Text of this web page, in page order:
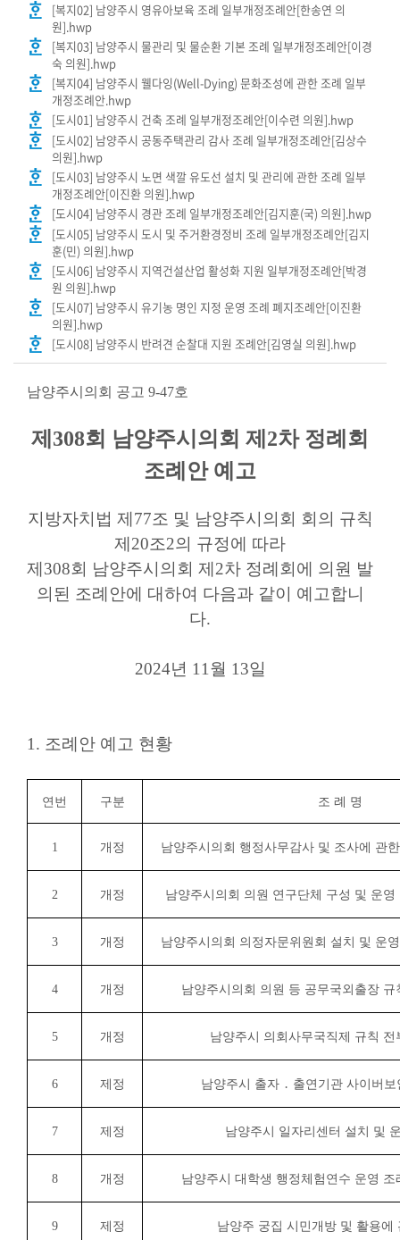
자
료
실
린
마
당
이
용
내
[복지02] 남양주시 영유아보육 조례 일부개정조례안[한송연 의
원].hwp
[복지03] 남양주시 물관리 및 물순환 기본 조례 일부개정조례안[이경
숙 의원].hwp
[복지04] 남양주시 웰다잉(Well-Dying) 문화조성에 관한 조례 일부
개정조례안.hwp
[도시01] 남양주시 건축 조례 일부개정조례안[이수련 의원].hwp
[도시02] 남양주시 공동주택관리 감사 조례 일부개정조례안[김상수
의원].hwp
[도시03] 남양주시 노면 색깔 유도선 설치 및 관리에 관한 조례 일부
개정조례안[이진환 의원].hwp
[도시04] 남양주시 경관 조례 일부개정조례안[김지훈(국) 의원].hwp
[도시05] 남양주시 도시 및 주거환경정비 조례 일부개정조례안[김지
훈(민) 의원].hwp
[도시06] 남양주시 지역건설산업 활성화 지원 일부개정조례안[박경
원 의원].hwp
[도시07] 남양주시 유기농 명인 지정 운영 조례 폐지조례안[이진환
의원].hwp
[도시08] 남양주시 반려견 순찰대 지원 조례안[김영실 의원].hwp
남양주시의회 공고 9-47호
제308회 남양주시의회 제2차 정례회
조례안 예고
지방자치법 제77조 및 남양주시의회 회의 규칙
제20조2의 규정에 따라
제308회 남양주시의회 제2차 정례회에 의원 발
의된 조례안에 대하여 다음과 같이 예고합니
다.
2024년 11월 13일
1. 조례안 예고 현황
연번 구분 조 례 명
1 개정 남양주시의회 행정사무감사 및 조사에 관
2 개정 남양주시의회 의원 연구단체 구성 및 운
3 개정 남양주시의회 의정자문위원회 설치 및 운
4 개정 남양주시의회 의원 등 공무국외출장
5 개정 남양주시 의회사무국직제 규칙 전
6 제정 남양주시 출자 ․ 출연기관 사이버
7 제정 남양주시 일자리센터 설치 및
8 개정 남양주시 대학생 행정체험연수 운영
9 제정 남양주 궁집 시민개방 및 활용에